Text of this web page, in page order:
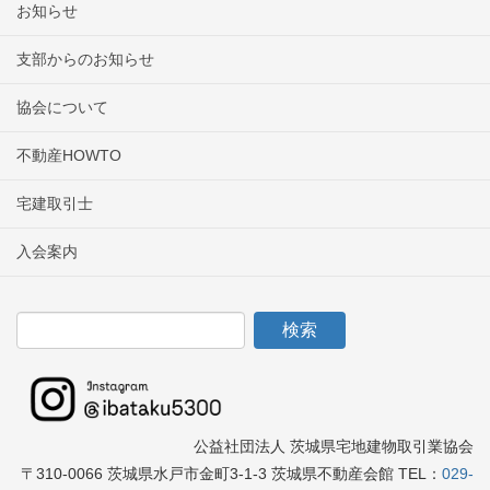
お知らせ
支部からのお知らせ
協会について
不動産HOWTO
宅建取引士
入会案内
公益社団法人 茨城県宅地建物取引業協会
〒310-0066 茨城県水戸市金町3-1-3 茨城県不動産会館 TEL： 029-